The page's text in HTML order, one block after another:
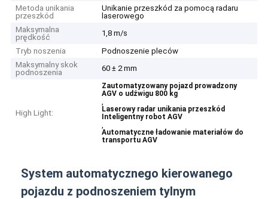
Metoda unikania
przeszkód
Unikanie przeszkód za pomocą radaru
laserowego
Maksymalna
prędkość
1,8 m/s
Tryb noszenia
Podnoszenie pleców
Maksymalny skok
podnoszenia
60 ± 2 mm
High Light:
Zautomatyzowany pojazd prowadzony
AGV o udźwigu 800 kg
,
Laserowy radar unikania przeszkód
Inteligentny robot AGV
,
Automatyczne ładowanie materiałów do
transportu AGV
System automatycznego kierowanego
pojazdu z podnoszeniem tylnym